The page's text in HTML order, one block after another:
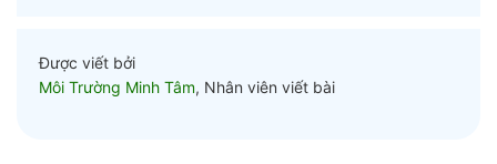
Được viết bởi
Môi Trường Minh Tâm, Nhân viên viết bài